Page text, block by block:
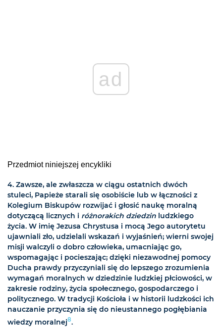
ad
Przedmiot niniejszej encykliki
4. Zawsze, ale zwłaszcza w ciągu ostatnich dwóch
stuleci, Papieże starali się osobiście lub w łączności z
Kolegium Biskupów rozwijać i głosić naukę moralną
dotyczącą licznych i różnorakich dziedzin ludzkiego
życia. W imię Jezusa Chrystusa i mocą Jego autorytetu
ujawniali zło, udzielali wskazań i wyjaśnień; wierni swojej
misji walczyli o dobro człowieka, umacniając go,
wspomagając i pocieszając; dzięki niezawodnej pomocy
Ducha prawdy przyczyniali się do lepszego zrozumienia
wymagań moralnych w dziedzinie ludzkiej płciowości, w
zakresie rodziny, życia społecznego, gospodarczego i
politycznego. W tradycji Kościoła i w historii ludzkości ich
nauczanie przyczynia się do nieustannego pogłębiania
wiedzy moralnej8.